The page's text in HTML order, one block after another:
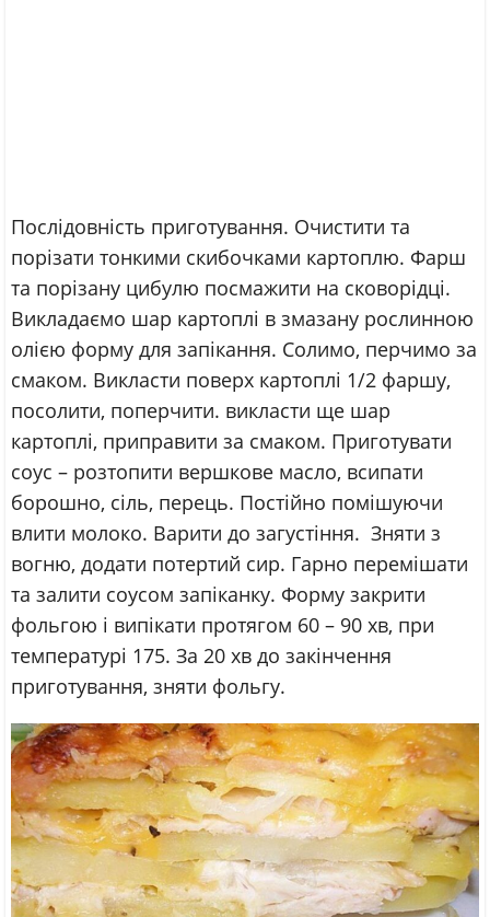
Послідовність приготування. Очистити та
порізати тонкими скибочками картоплю. Фарш
та порізану цибулю посмажити на сковорідці.
Викладаємо шар картоплі в змазану рослинною
олією форму для запікання. Солимо, перчимо за
смаком. Викласти поверх картоплі 1/2 фаршу,
посолити, поперчити. викласти ще шар
картоплі, приправити за смаком. Приготувати
соус – розтопити вершкове масло, всипати
борошно, сіль, перець. Постійно помішуючи
влити молоко. Варити до загустіння. Зняти з
вогню, додати потертий сир. Гарно перемішати
та залити соусом запіканку. Форму закрити
фольгою і випікати протягом 60 – 90 хв, при
температурі 175. За 20 хв до закінчення
приготування, зняти фольгу.